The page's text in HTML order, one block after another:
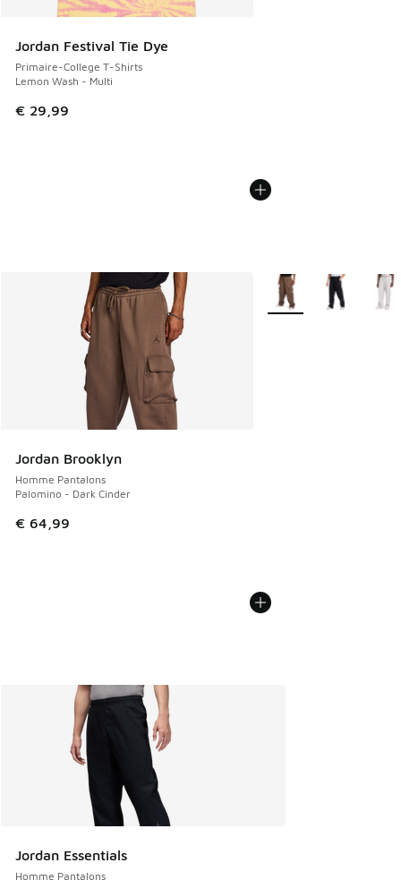
Jordan Festival Tie Dye
Primaire-College T-Shirts
Lemon Wash - Multi
€ 29,99
Jordan Brooklyn
Homme Pantalons
Palomino - Dark Cinder
€ 64,99
Plus de couleurs
Jordan Essentials
Homme Pantalons